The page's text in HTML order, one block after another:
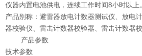
仪器内置电池供电，连续工作时间8小时以上
产品别称：避雷器放电计数器测试仪、放电
器校验仪、雷击计数器校验器、雷击计数器
产品参数
技术参数